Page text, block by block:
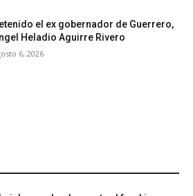
el ex gobernador de Guerrero,
Heladio Aguirre Rivero
6, 2026